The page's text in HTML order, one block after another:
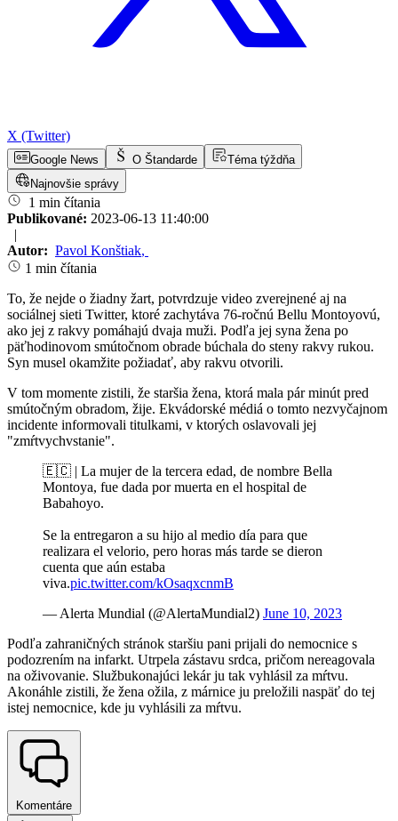
X (Twitter)
Google News O Štandarde
Téma týždňa
Najnovšie správy
1 min čítania
Publikované: 2023-06-13 11:40:00
|
Autor: Pavol Konštiak,
1 min čítania
To, že nejde o žiadny žart, potvrdzuje video zverejnené aj na
sociálnej sieti Twitter, ktoré zachytáva 76-ročnú Bellu Montoyovú,
ako jej z rakvy pomáhajú dvaja muži. Podľa jej syna žena po
päťhodinovom smútočnom obrade búchala do steny rakvy rukou.
Syn musel okamžite požiadať, aby rakvu otvorili.
V tom momente zistili, že staršia žena, ktorá mala pár minút pred
smútočným obradom, žije. Ekvádorské médiá o tomto nezvyčajnom
incidente informovali titulkami, v ktorých oslavovali jej
"zmŕtvychvstanie".
🇪🇨 | La mujer de la tercera edad, de nombre Bella
Montoya, fue dada por muerta en el hospital de
Babahoyo.
Se la entregaron a su hijo al medio día para que
realizara el velorio, pero horas más tarde se dieron
cuenta que aún estaba
viva.pic.twitter.com/kOsaqxcnmB
— Alerta Mundial (@AlertaMundial2) June 10, 2023
Podľa zahraničných stránok staršiu pani prijali do nemocnice s
podozrením na infarkt. Utrpela zástavu srdca, pričom nereagovala
na oživovanie. Službukonajúci lekár ju tak vyhlásil za mŕtvu.
Akonáhle zistili, že žena ožila, z márnice ju preložili naspäť do tej
istej nemocnice, kde ju vyhlásili za mŕtvu.
Komentáre